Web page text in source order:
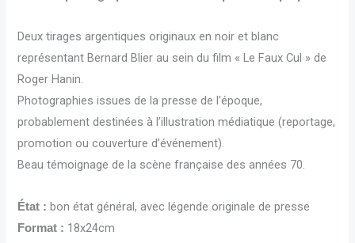
Deux tirages argentiques originaux en noir et blanc
représentant Bernard Blier au sein du film « Le Faux Cul » de
Roger Hanin.
Photographies issues de la presse de l’époque,
probablement destinées à l’illustration médiatique (reportage,
promotion ou couverture d’événement).
Beau témoignage de la scène française des années 70.
État : bon état général, avec légende originale de presse
Format : 18x24cm